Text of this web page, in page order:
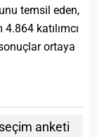
temsil eden,
katılımcı
ortaya
anketi